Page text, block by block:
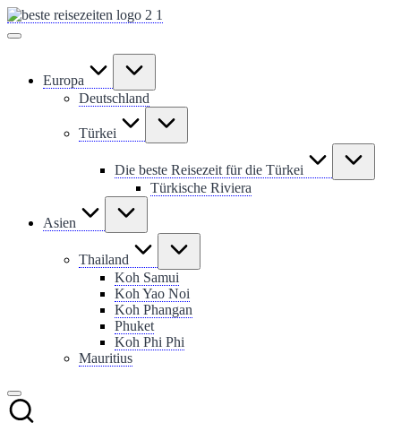
Skip
to
Europa
Deutschland
Türkei
Die beste Reisezeit für die Türkei
Türkische Riviera
Asien
Thailand
Koh Samui
Koh Yao Noi
Koh Phangan
Phuket
Koh Phi Phi
Mauritius